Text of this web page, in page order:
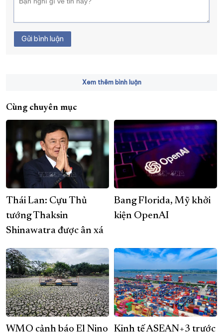
Gửi bình luận
Xem thêm bình luận
Cùng chuyên mục
Thái Lan: Cựu Thủ
tướng Thaksin
Shinawatra được ân xá
Bang Florida, Mỹ khởi
kiện OpenAI
WMO cảnh báo El Nino
Kinh tế ASEAN+3 trước